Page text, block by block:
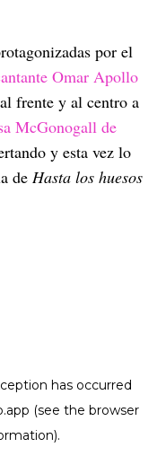
por el
Omar Apollo
frente y al centro a
McGonogall de
y esta vez lo
de Hasta los huesos